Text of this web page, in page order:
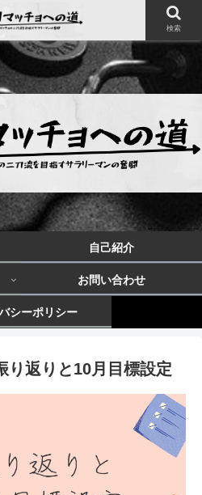
自己紹介
お問い合わせ
シーポリシー
り返りと10月目標設定
検索